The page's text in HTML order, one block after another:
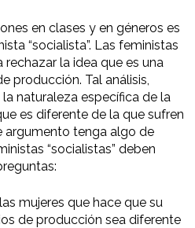
en clases y en géneros es
“socialista”. Las feministas
rechazar la idea que es una
producción. Tal análisis,
naturaleza específica de la
es diferente de la que sufren
argumento tenga algo de
“socialistas” deben
mujeres que hace que su
de producción sea diferente